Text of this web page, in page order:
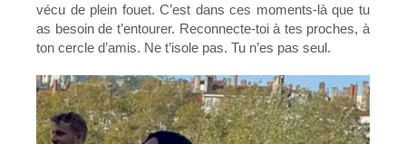
vécu de plein fouet. C’est dans ces moments-là que tu
as besoin de t’entourer. Reconnecte-toi à tes proches, à
ton cercle d’amis. Ne t’isole pas. Tu n’es pas seul.